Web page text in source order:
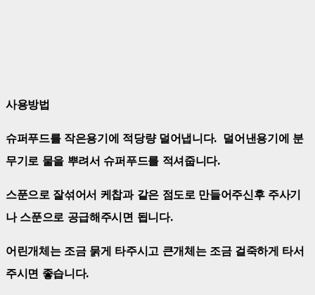
사용방법
슈퍼푸드를 작은용기에 적당량 덜어냅니다. 덜어낸용기에 분
무기로 물을 뿌려서 슈퍼푸드를 적셔줍니다.
스푼으로 잘섞어서 케찹과 같은 점도로 만들어주신후 주사기
나 스푼으로 공급해주시면 됩니다.
어린개체는 조금 묽게 타주시고 큰개체는 조금 걸죽하게 타서
주시면 좋습니다.